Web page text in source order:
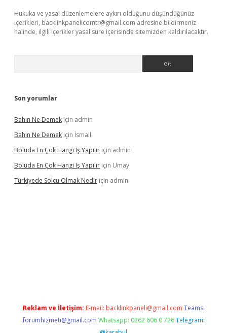
Hukuka ve yasal düzenlemelere aykırı olduğunu düşündüğünüz
içerikleri, backlinkpanelicomtr@gmail.com adresine bildirmeniz
halinde, ilgili içerikler yasal süre içerisinde sitemizden kaldırılacaktır.
Son yorumlar
Bahın Ne Demek için admin
Bahın Ne Demek için İsmail
Boluda En Çok Hangi Iş Yapılır için admin
Boluda En Çok Hangi Iş Yapılır için Umay
Türkiyede Solcu Olmak Nedir için admin
Reklam ve İletişim: E-mail: backlinkpaneli@gmail.com Teams:
forumhizmeti@gmail.com Whatsapp: 0262 606 0 726 Telegram: